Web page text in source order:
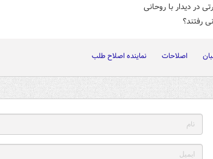
در دیدار با روحانی
رفتند؟
اصلاحات نماینده اصلاح طلب